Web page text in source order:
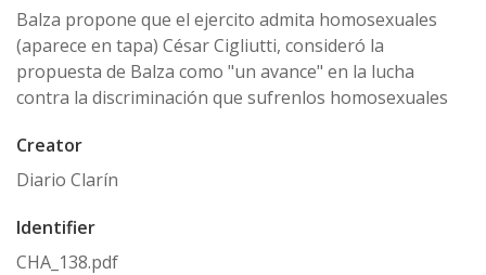
Balza propone que el ejercito admita homosexuales
(aparece en tapa) César Ci­gliutti, consideró la
propuesta de Balza como "un avance" en la lucha
contra la discriminación que sufrenlos homosexuales
Creator
Diario Clarín
Identifier
CHA_138.pdf